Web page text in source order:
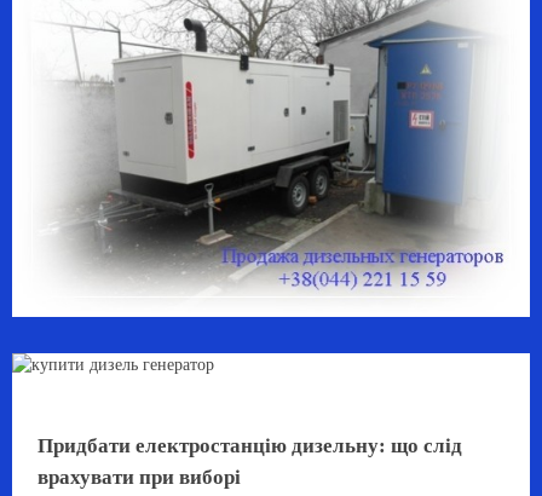
Придбати електростанцію дизельну: що слід
врахувати при виборі